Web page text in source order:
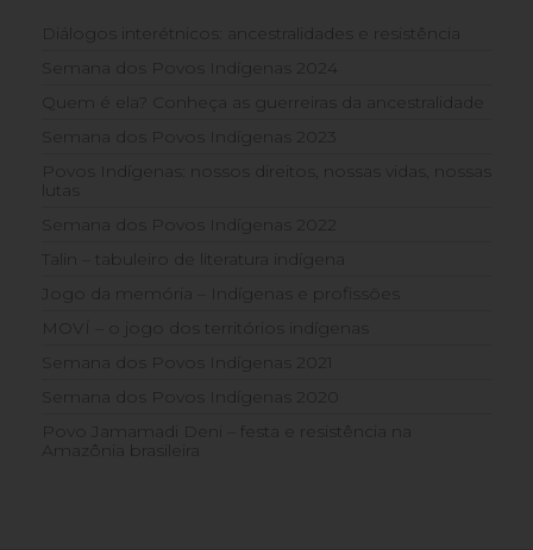
Diálogos interétnicos: ancestralidades e resistência
Semana dos Povos Indígenas 2024
Quem é ela? Conheça as guerreiras da ancestralidade
Semana dos Povos Indígenas 2023
Povos Indígenas: nossos direitos, nossas vidas, nossas
lutas
Semana dos Povos Indígenas 2022
Talin – tabuleiro de literatura indígena
Jogo da memória – Indígenas e profissões
MOVÍ – o jogo dos territórios indígenas
Semana dos Povos Indígenas 2021
Semana dos Povos Indígenas 2020
Povo Jamamadi Deni – festa e resistência na
Amazônia brasileira